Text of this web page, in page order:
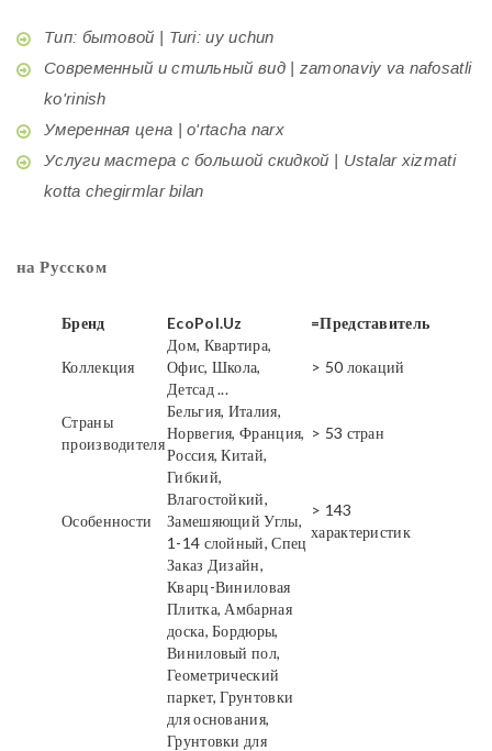
Тип: бытовой | Turi: uy uchun
Современный и стильный вид | zamonaviy va nafosatli
ko'rinish
Умеренная цена | o'rtacha narx
Услуги мастера с большой скидкой | Ustalar xizmati
kotta chegirmlar bilan
на Русском
Бренд EcoPol.Uz =Представитель
Коллекция
Дом, Квартира,
Офис, Школа,
Детсад ...
> 50 локаций
Страны
производителя
Бельгия, Италия,
Норвегия, Франция,
Россия, Китай,
> 53 стран
Особенности
Гибкий,
Влагостойкий,
Замешяющий Углы,
1-14 слойный, Спец
Заказ Дизайн,
> 143
характеристик
Кварц-Виниловая
Плитка, Амбарная
доска, Бордюры,
Виниловый пол,
Геометрический
паркет, Грунтовки
для основания,
Грунтовки для